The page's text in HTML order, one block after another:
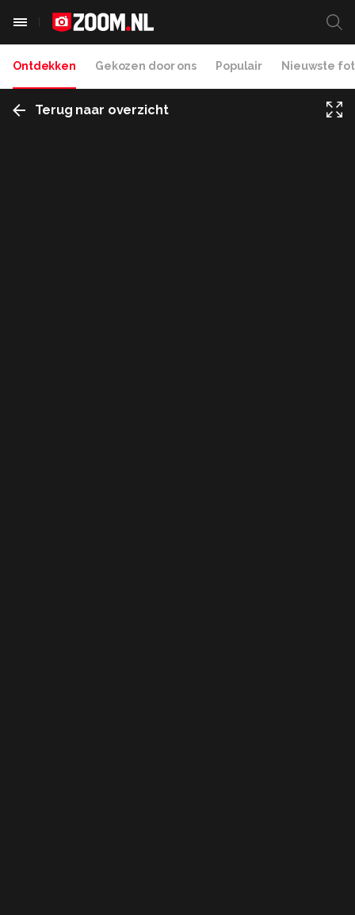
Ontdekken Gekozen door ons Populair Nieuwste
Terug naar overzicht